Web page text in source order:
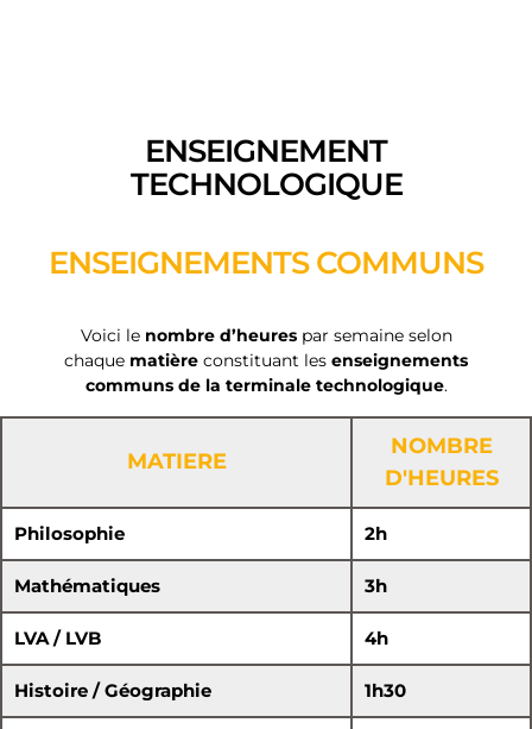
ENSEIGNEMENT
TECHNOLOGIQUE
ENSEIGNEMENTS COMMUNS
Voici le nombre d’heurespar semaine selon
chaque matière constituant les enseignements
communs de la terminale technologique.
MATIERE
NOMBRE
D'HEURES
Philosophie 2h
Mathématiques 3h
LVA / LVB 4h
Histoire / Géographie 1h30